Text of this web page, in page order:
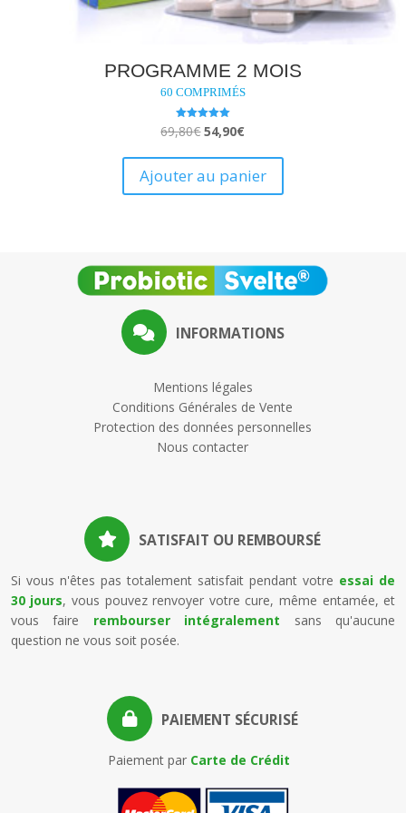
PROGRAMME 2 MOIS
60 COMPRIMÉS
Note
5.00
69,80€Le
initial
était :
54,90€Le
actuel
est :
Ajouter au panier
INFORMATIONS
Mentions légales
Conditions Générales de Vente
Protection des données personnelles
Nous contacter
SATISFAIT OU REMBOURSÉ
Si vous n'êtes pas totalement satisfait pendant votre essai de
30 jours, vous pouvez renvoyer votre cure, même entamée, et
vous faire rembourser intégralement sans qu'aucune
question ne vous soit posée.
PAIEMENT SÉCURISÉ
Paiement par Carte de Crédit